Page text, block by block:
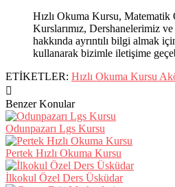
Hızlı Okuma Kursu, Matematik
Kurslarımız, Dershanelerimiz
hakkında ayrıntılı bilgi almak
kullanarak bizimle iletişime
ETİKETLER: Hızlı Okuma Kursu
Benzer Konular
Odunpazarı Lgs Kursu
Pertek Hızlı Okuma Kursu
İlkokul Özel Ders Üsküdar